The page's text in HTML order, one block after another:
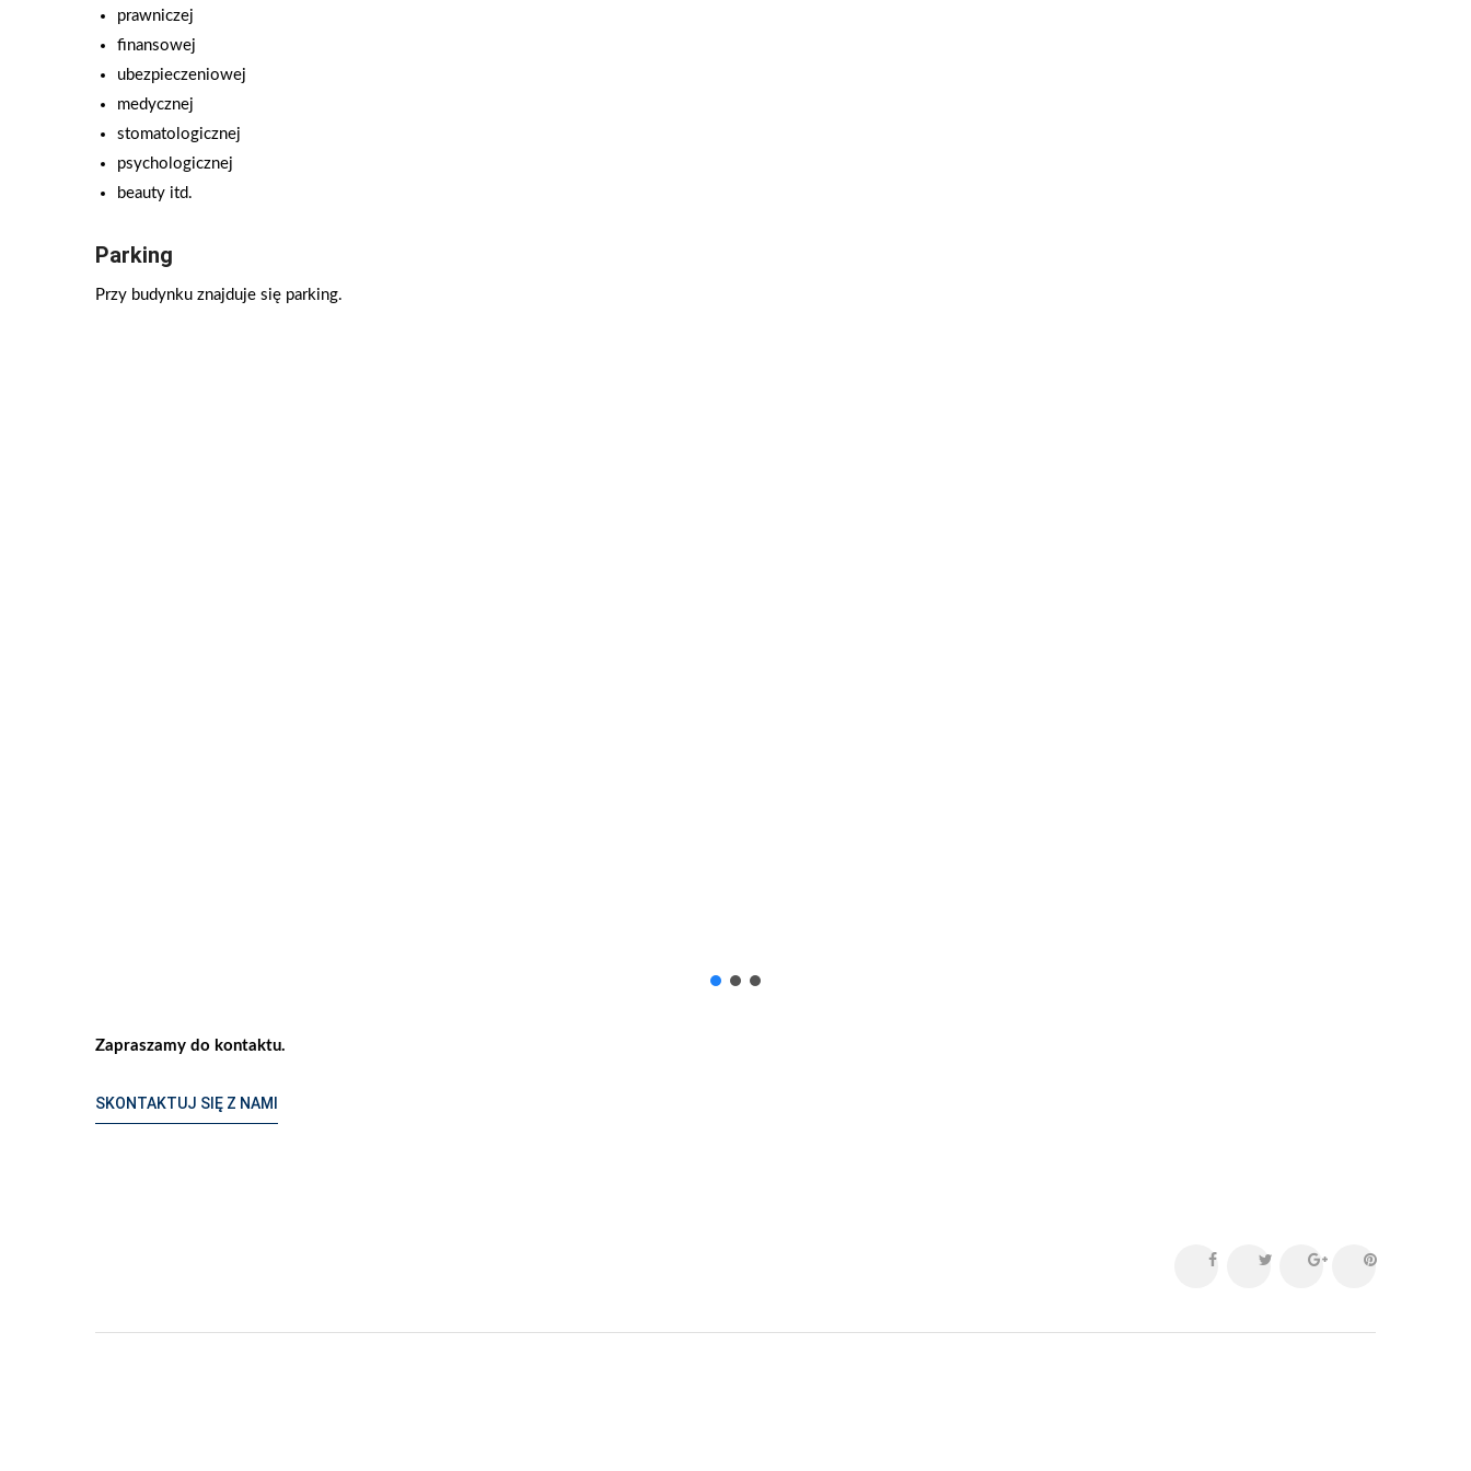
prawniczej
finansowej
ubezpieczeniowej
medycznej
stomatologicznej
psychologicznej
beauty itd.
Parking
Przy budynku znajduje się parking.
Zapraszamy do kontaktu.
SKONTAKTUJ SIĘ Z NAMI